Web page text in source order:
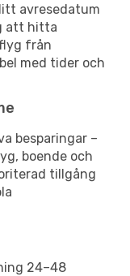
avresedatum
att hitta
från
med tider och
besparingar –
boende och
tillgång
24–48